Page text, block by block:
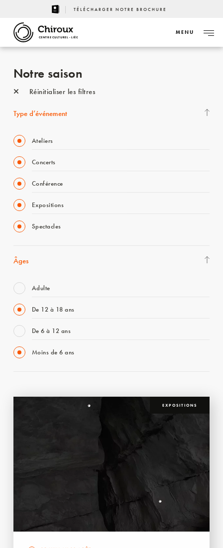
TÉLÉCHARGER NOTRE BROCHURE
CENTRE CULTUREL - LIÈGE
MENU
Notre saison
Réinitialiser les filtres
Type d’événement
Ateliers
Concerts
Conférence
Expositions
Spectacles
Âges
Adulte
De 12 à 18 ans
De 6 à 12 ans
Moins de 6 ans
EXPOSITIONS